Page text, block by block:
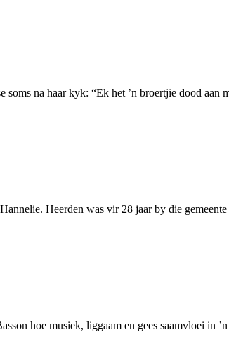
na haar kyk: “Ek het ’n broertjie dood aan
Heerden was vir 28 jaar by die
hoe musiek, liggaam en gees saamvloei in